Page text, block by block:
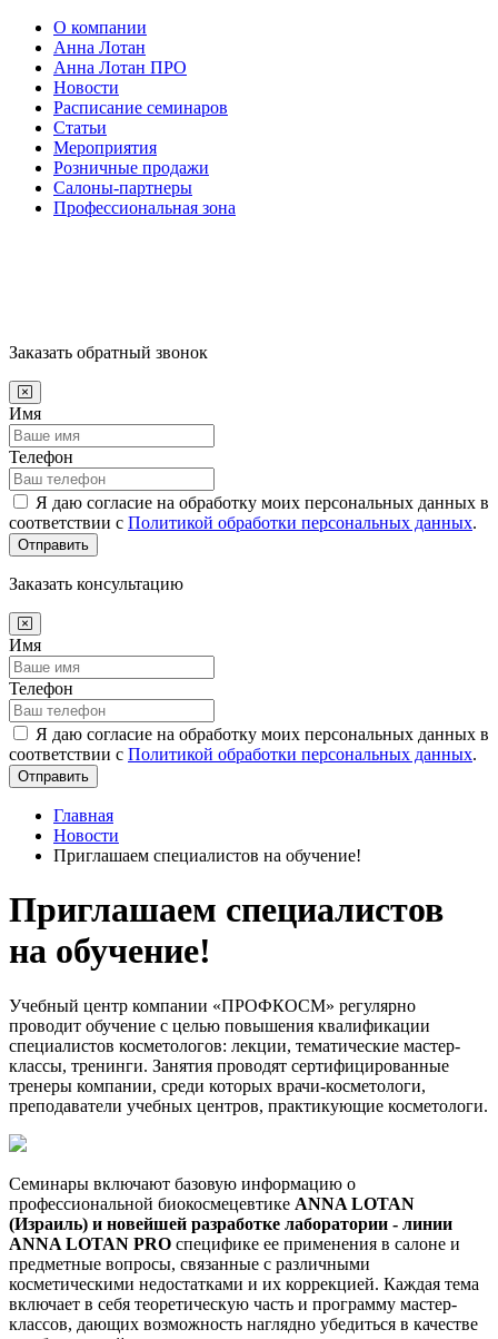
О компании
Анна Лотан
Анна Лотан ПРО
Новости
Расписание семинаров
Статьи
Мероприятия
Розничные продажи
Салоны-партнеры
Профессиональная зона
Заказать обратный звонок
Имя
Телефон
Я даю согласие на обработку моих персональных данных в
соответствии с Политикой обработки персональных данных.
Отправить
Заказать консультацию
Имя
Телефон
Я даю согласие на обработку моих персональных данных в
соответствии с Политикой обработки персональных данных.
Отправить
Главная
Новости
Приглашаем специалистов на обучение!
Приглашаем специалистов
на обучение!
Учебный центр компании «ПРОФКОСМ» регулярно
проводит обучение с целью повышения квалификации
специалистов косметологов: лекции, тематические мастер-
классы, тренинги. Занятия проводят сертифицированные
тренеры компании, среди которых врачи-косметологи,
преподаватели учебных центров, практикующие косметологи.
Семинары включают базовую информацию о
профессиональной биокосмецевтике ANNA LOTAN
(Израиль) и новейшей разработке лаборатории - линии
ANNA LOTAN PRO специфике ее применения в салоне и
предметные вопросы, связанные с различными
косметическими недостатками и их коррекцией. Каждая тема
включает в себя теоретическую часть и программу мастер-
классов, дающих возможность наглядно убедиться в качестве